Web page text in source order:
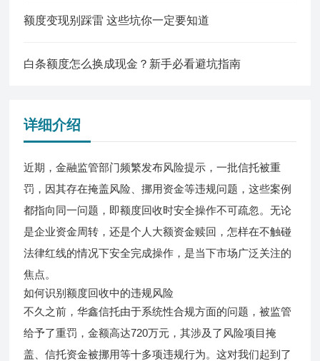
额度变现别踩雷 这些坑你一定要知道
白条额度怎么换成现金？新手必看避坑指南
详细介绍
近期，金融监管部门频繁发布风险提示，一批信托被重
罚，因其存在掩盖风险、挪用资金等违规问题，这些案例
都指向同一问题，即额度回收时安全操作不可疏忽。无论
是企业资金周转，还是个人大额资金赎回，怎样在不触碰
法律红线的情况下安全完成操作，是当下市场广泛关注的
焦点。
如何识别额度回收中的违规风险
不久之前，华鑫信托由于系统性合规方面的问题，被监管
给予了重罚，金额高达720万元，其涉及了风险项目掩
盖、信托资金被挪用等十多项违规行为。这对我们起到了